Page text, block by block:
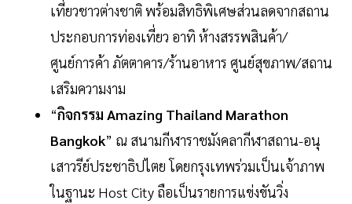
เที่ยวชาวต่างชาติ พร้อมสิทธิพิเศษส่วนลดจากสถาน
ประกอบการท่องเที่ยว อาทิ ห้างสรรพสินค้า/
ศูนย์การค้า ภัตตาคาร/ร้านอาหาร ศูนย์สุขภาพ/สถาน
เสริมความงาม
“กิจกรรม Amazing Thailand Marathon
Bangkok” ณ สนามกีฬาราชมังคลากีฬาสถาน-อนุ
เสาวรีย์ประชาธิปไตย โดยกรุงเทพร่วมเป็นเจ้าภาพ
ในฐานะ Host City ถือเป็นรายการแข่งขันวิ่ง